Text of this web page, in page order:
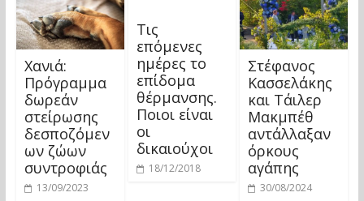
Χανιά:
Πρόγραμμα
δωρεάν
στείρωσης
δεσποζόμεν
ων ζώων
συντροφιάς
13/09/2023
Τις
επόμενες
ημέρες το
επίδομα
θέρμανσης.
Ποιοι είναι
οι
δικαιούχοι
18/12/2018
Στέφανος
Κασσελάκης
και Τάιλερ
Μακμπέθ
αντάλλαξαν
όρκους
αγάπης
30/08/2024